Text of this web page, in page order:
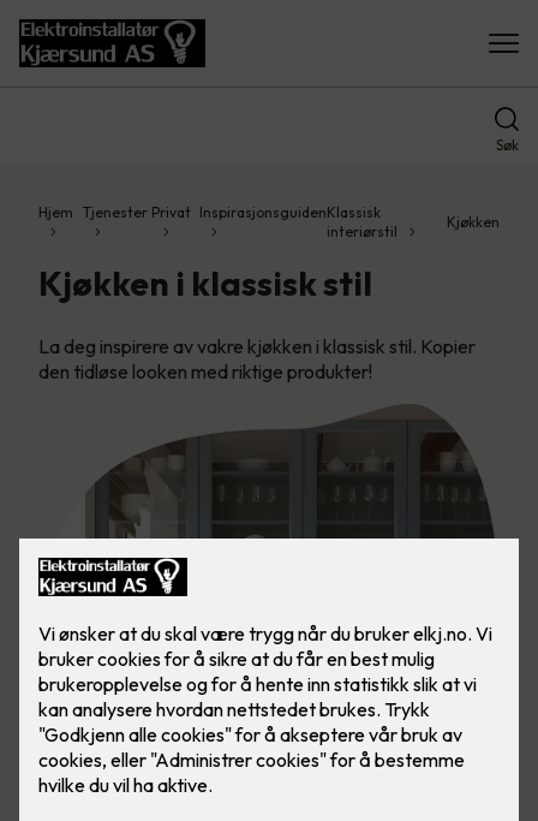
Søk
Hjem Tjenester Privat InspirasjonsguidenKlassisk
interiørstil
Kjøkken
Kjøkken i klassisk stil
La deg inspirere av vakre kjøkken i klassisk stil. Kopier
den tidløse looken med riktige produkter!